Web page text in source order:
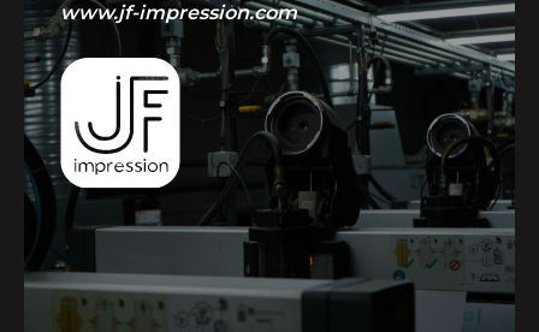
www.jf-impression.com